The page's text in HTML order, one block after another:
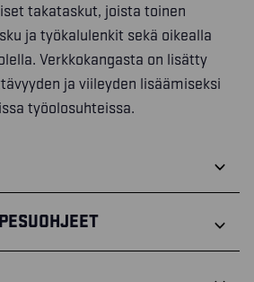
takataskut, joista toinen
ja työkalulenkit sekä oikealla
Verkkokangasta on lisätty
ja viileyden lisäämiseksi
työolosuhteissa.